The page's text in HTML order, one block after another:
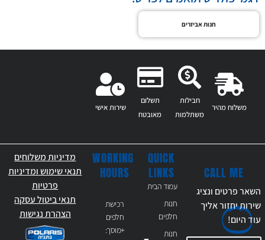
חנות אביזרים
משלוח מהיר
חבילות
משתלמות
תשלום
מאובטח
שירות אישי
QUICK
LINKS
עמוד הבית
חנות
חלפים
חנות
WORKING
HOURS
רכישת
חלפים
+מוסך:
CALL ME
השאר פרטים ונציג
שירות יחזור אליך
עודהיום!
מדיניות משלוחים
תנאי שימוש ומדיניות
פרטיות
תנאי ביטול עסקה
הצהרת נגישות